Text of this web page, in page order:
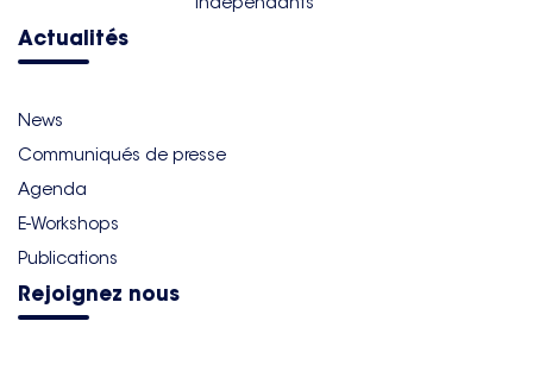
Actualités
News
Communiqués de presse
Agenda
E-Workshops
Publications
Rejoignez nous